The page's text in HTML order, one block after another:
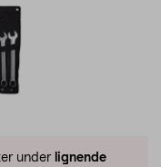
under lignende